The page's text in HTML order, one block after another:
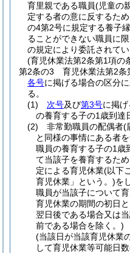
育里親である職員(児童の
定する者の意に反するた
の4第2号に規定する養子
ることができない職員に
の規定により委託されてい
(育児休業法第2条第1項の
第2条の3
育児休業法第2条
各号に掲げる場合の区分に
る。
(1)
次号及び第3号に掲
の養育する子の1歳到達
(2)
非常勤職員の配偶者(
と同様の事情にある者
職員の養育する子の1歳
て当該子を養育するた
定による育児休業(以下
育児休業」という。)を
職員が当該子について
育児休業の期間の初日
翌日後である場合又は
前である場合を除く。)
(当該日が当該育児休業
して育児休業等可能日数